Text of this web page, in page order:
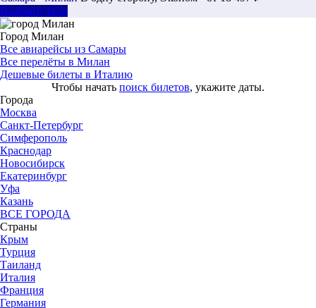
Выбрать даты
Город Милан
Все авиарейсы из Самары
Все перелёты в Милан
Дешевые билеты в Италию
Чтобы начать поиск билетов, укажите даты.
Города
Москва
Санкт-Петербург
Симферополь
Краснодар
Новосибирск
Екатеринбург
Уфа
Казань
ВСЕ ГОРОДА
Страны
Крым
Турция
Таиланд
Италия
Франция
Германия